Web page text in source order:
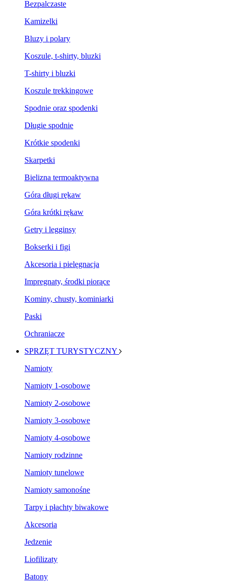
Bezpalczaste
Kamizelki
Bluzy i polary
Koszule, t-shirty, bluzki
T-shirty i bluzki
Koszule trekkingowe
Spodnie oraz spodenki
Długie spodnie
Krótkie spodenki
Skarpetki
Bielizna termoaktywna
Góra długi rękaw
Góra krótki rękaw
Getry i legginsy
Bokserki i figi
Akcesoria i pielęgnacja
Impregnaty, środki piorące
Kominy, chusty, kominiarki
Paski
Ochraniacze
SPRZĘT TURYSTYCZNY
Namioty
Namioty 1-osobowe
Namioty 2-osobowe
Namioty 3-osobowe
Namioty 4-osobowe
Namioty rodzinne
Namioty tunelowe
Namioty samonośne
Tarpy i płachty biwakowe
Akcesoria
Jedzenie
Liofilizaty
Batony